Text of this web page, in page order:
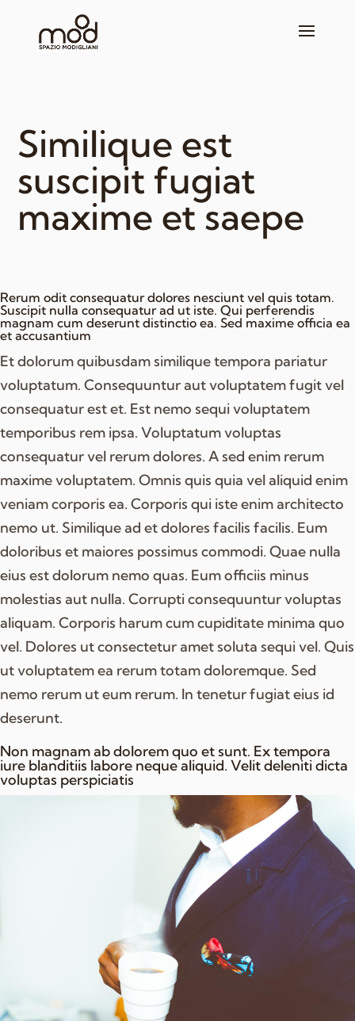
Similique est
suscipit fugiat
maxime et saepe
Rerum odit consequatur dolores nesciunt vel quis totam.
Suscipit nulla consequatur ad ut iste. Qui perferendis
magnam cum deserunt distinctio ea. Sed maxime officia ea
et accusantium
Et dolorum quibusdam similique tempora pariatur
voluptatum. Consequuntur aut voluptatem fugit vel
consequatur est et. Est nemo sequi voluptatem
temporibus rem ipsa. Voluptatum voluptas
consequatur vel rerum dolores. A sed enim rerum
maxime voluptatem. Omnis quis quia vel aliquid enim
veniam corporis ea. Corporis qui iste enim architecto
nemo ut. Similique ad et dolores facilis facilis. Eum
doloribus et maiores possimus commodi. Quae nulla
eius est dolorum nemo quas. Eum officiis minus
molestias aut nulla. Corrupti consequuntur voluptas
aliquam. Corporis harum cum cupiditate minima quo
vel. Dolores ut consectetur amet soluta sequi vel. Quis
ut voluptatem ea rerum totam doloremque. Sed
nemo rerum ut eum rerum. In tenetur fugiat eius id
deserunt.
Non magnam ab dolorem quo et sunt. Ex tempora
iure blanditiis labore neque aliquid. Velit deleniti dicta
voluptas perspiciatis